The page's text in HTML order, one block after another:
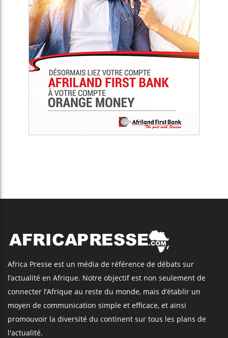
Africa Presse est un média de référence de débats sur
l’actualité en Afrique. Notre objectif est non seulement de
connecter l’Afrique au reste du monde, mais d’établir un
moyen de communication simple et efficace, et ainsi
promouvoir la diversité du continent sur tous les plans de
l'actualité.